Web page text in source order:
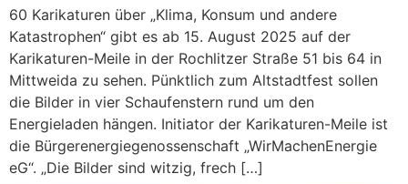
60 Karikaturen über „Klima, Konsum und andere
Katastrophen“ gibt es ab 15. August 2025 auf der
Karikaturen-Meile in der Rochlitzer Straße 51 bis 64 in
Mittweida zu sehen. Pünktlich zum Altstadtfest sollen
die Bilder in vier Schaufenstern rund um den
Energieladen hängen. Initiator der Karikaturen-Meile ist
die Bürgerenergiegenossenschaft „WirMachenEnergie
eG“. „Die Bilder sind witzig, frech […]